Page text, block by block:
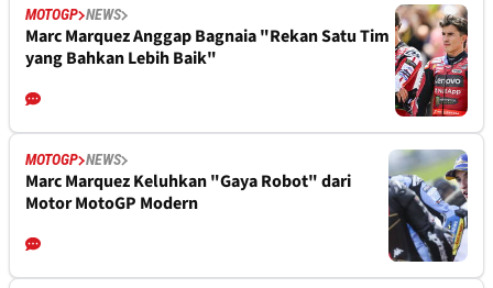
MOTOGP NEWS
Marc Marquez Anggap Bagnaia "Rekan Satu Tim
yang Bahkan Lebih Baik"
MOTOGP NEWS
Marc Marquez Keluhkan "Gaya Robot" dari
Motor MotoGP Modern